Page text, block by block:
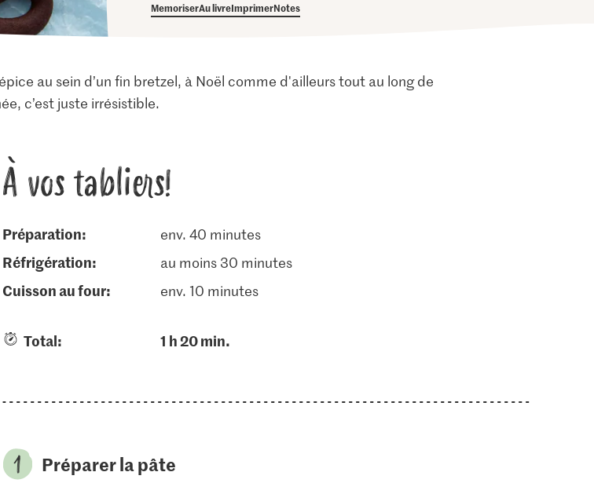
MemoriserAu livreImprimerNotes
au sein d’un fin bretzel, à Noël comme d'ailleurs tout au long de
c’est juste irrésistible.
À vos tabliers!
Préparation: env. 40 minutes
réfrigération: au moins 30 minutes
cuisson au four: env. 10 minutes
Total: 1 h 20 min.
Préparer la pâte